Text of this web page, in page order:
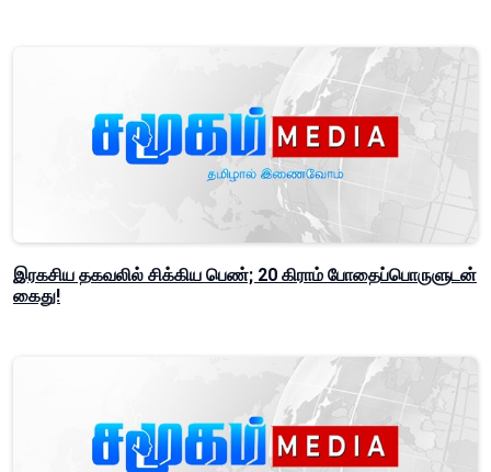
இரகசிய தகவலில் சிக்கிய பெண்; 20 கிராம் போதைப்பொருளுடன்
கைது!